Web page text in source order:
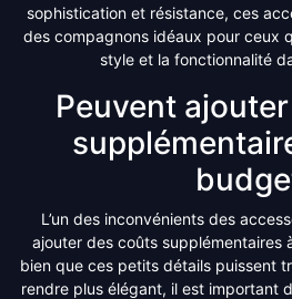
sophistication et résistance, ces
des compagnons idéaux pour ceux
style et la fonctionnalité
Peuvent
L’un des inconvénients des
ajouter des coûts supplémentaires
bien que ces petits détails puissent
rendre plus élégant, il est important